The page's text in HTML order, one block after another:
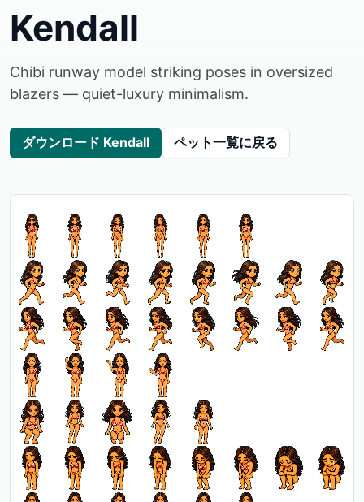
Kendall
Chibi runway model striking poses in oversized
blazers — quiet-luxury minimalism.
ダウンロード Kendall ペット一覧に戻る